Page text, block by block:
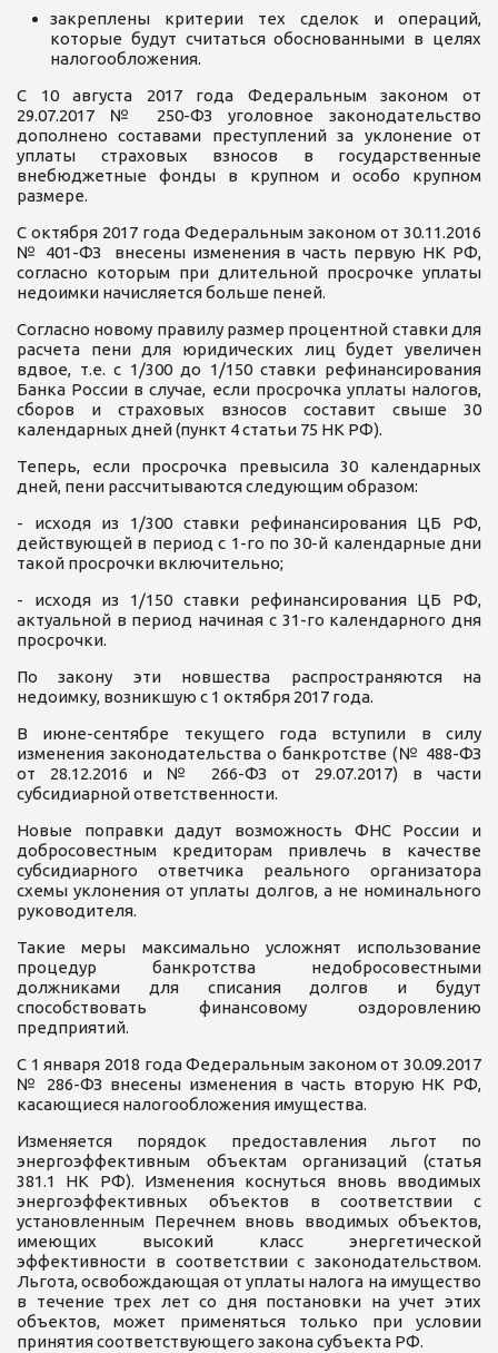
закреплены критерии тех сделок и операций,
которые будут считаться обоснованными в целях
налогообложения.
С 10 августа 2017 года Федеральным законом от
29.07.2017 № 250-ФЗ уголовное законодательство
дополнено составами преступлений за уклонение от
уплаты страховых взносов в государственные
внебюджетные фонды в крупном и особо крупном
размере.
С октября 2017 года Федеральным законом от 30.11.2016
№ 401-ФЗ внесены изменения в часть первую НК РФ,
согласно которым при длительной просрочке уплаты
недоимки начисляется больше пеней.
Согласно новому правилу размер процентной ставки для
расчета пени для юридических лиц будет увеличен
вдвое, т.е. с 1/300 до 1/150 ставки рефинансирования
Банка России в случае, если просрочка уплаты налогов,
сборов и страховых взносов составит свыше 30
календарных дней (пункт 4 статьи 75 НК РФ).
Теперь, если просрочка превысила 30 календарных
дней, пени рассчитываются следующим образом:
- исходя из 1/300 ставки рефинансирования ЦБ РФ,
действующей в период с 1-го по 30-й календарные дни
такой просрочки включительно;
- исходя из 1/150 ставки рефинансирования ЦБ РФ,
актуальной в период начиная с 31-го календарного дня
просрочки.
По закону эти новшества распространяются на
недоимку, возникшую с 1 октября 2017 года.
В июне-сентябре текущего года вступили в силу
изменения законодательства о банкротстве (№ 488-ФЗ
от 28.12.2016 и № 266-ФЗ от 29.07.2017) в части
субсидиарной ответственности.
Новые поправки дадут возможность ФНС России и
добросовестным кредиторам привлечь в качестве
субсидиарного ответчика реального организатора
схемы уклонения от уплаты долгов, а не номинального
руководителя.
Такие меры максимально усложнят использование
процедур банкротства недобросовестными
должниками для списания долгов и будут
способствовать финансовому оздоровлению
предприятий.
С 1 января 2018 года Федеральным законом от 30.09.2017
№ 286-ФЗ внесены изменения в часть вторую НК РФ,
касающиеся налогообложения имущества.
Изменяется порядок предоставления льгот по
энергоэффективным объектам организаций (статья
381.1 НК РФ). Изменения коснуться вновь вводимых
энергоэффективных объектов в соответствии с
установленным Перечнем вновь вводимых объектов,
имеющих высокий класс энергетической
эффективности в соответствии с законодательством.
Льгота, освобождающая от уплаты налога на имущество
в течение трех лет со дня постановки на учет этих
объектов, может применяться только при условии
принятия соответствующего закона субъекта РФ.